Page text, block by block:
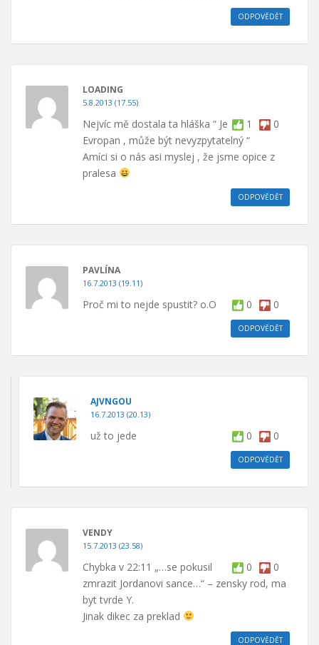
ODPOVĚDĚT
LOADING
5.8.2013 (17.55)
1 0
Nejvíc mě dostala ta hláška “ Je
Evropan , může být nevyzpytatelný “
Amíci si o nás asi myslej , že jsme opice z
pralesa
ODPOVĚDĚT
PAVLÍNA
16.7.2013 (19.11)
0 0
Proč mi to nejde spustit? o.O
ODPOVĚDĚT
AJVNGOU
16.7.2013 (20.13)
0 0
už to jede
ODPOVĚDĚT
VENDY
15.7.2013 (23.58)
0 0
Chybka v 22:11 „…se pokusil
zmrazit Jordanovi sance…“ – zensky rod, ma
byt tvrde Y.
Jinak dikec za preklad
ODPOVĚDĚT